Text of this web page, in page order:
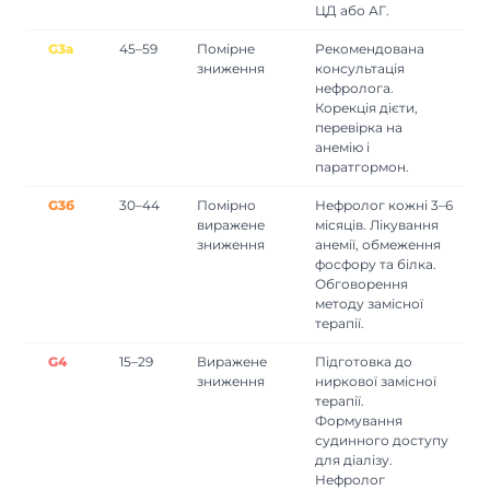
ЦД або АГ.
G3а 45–59
Помірне
зниження
Рекомендована
консультація
нефролога.
Корекція дієти,
перевірка на
анемію і
паратгормон.
G3б 30–44
Помірно
виражене
зниження
Нефролог кожні 3–6
місяців. Лікування
анемії, обмеження
фосфору та білка.
Обговорення
методу замісної
терапії.
G4 15–29
Виражене
зниження
Підготовка до
ниркової замісної
терапії.
Формування
судинного доступу
для діалізу.
Нефролог